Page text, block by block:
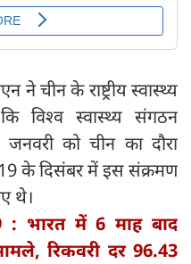
ने चीन के राष्ट्रीय स्वास्थ्य
स्वास्थ्य संगठन
को चीन का दौरा
के दिसंबर में इस संक्रमण
थे।
: भारत में 6 माह बाद
रिकवरी दर 96.43